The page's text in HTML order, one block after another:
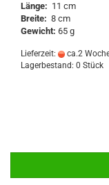
Länge: 11 cm
Breite: 8 cm
Gewicht: 65 g
Lieferzeit: ca.2
Lagerbestand: 0 Stück